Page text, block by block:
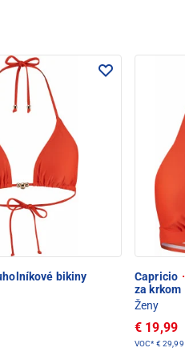
bikiny Capricio ·
za krkom
Ženy
€ 19,99
VOC* € 29,99